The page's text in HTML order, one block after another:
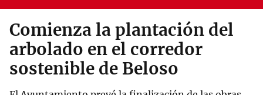
Comienza la plantación del
arbolado en el corredor
sostenible de Beloso